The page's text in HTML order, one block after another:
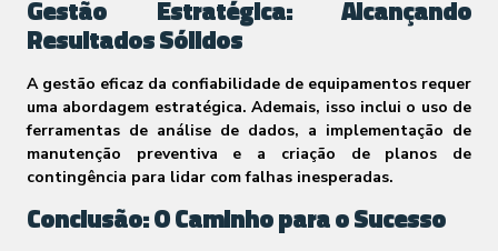
Gestão Estratégica: Alcançando
Resultados Sólidos
A gestão eficaz da confiabilidade de equipamentos requer
uma abordagem estratégica. Ademais, isso inclui o uso de
ferramentas de análise de dados, a implementação de
manutenção preventiva e a criação de planos de
contingência para lidar com falhas inesperadas.
Conclusão: O Caminho para o Sucesso